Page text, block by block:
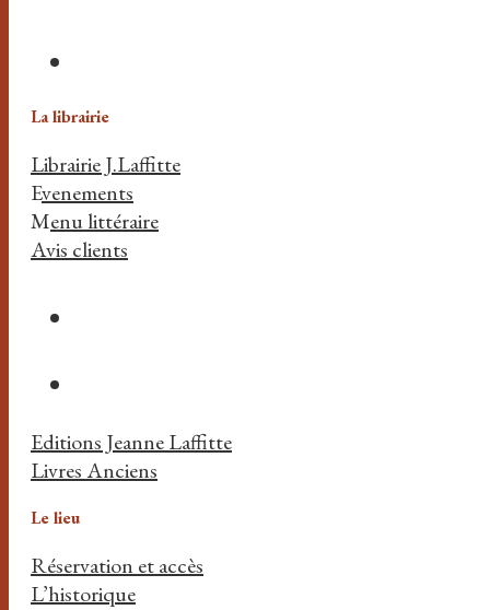
La librairie
Librairie J.Laffitte
Evenements
Menu littéraire
Avis clients
Editions Jeanne Laffitte
Livres Anciens
Le lieu
Réservation et accès
L’historique